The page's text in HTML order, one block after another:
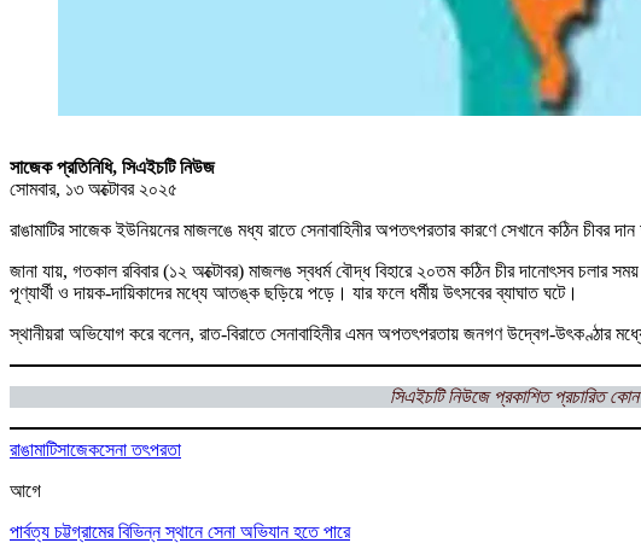
সাজেক প্রতিনিধি, সিএইচটি নিউজ
সোমবার, ১৩ অক্টোবর ২০২৫
রাঙামাটির সাজেক ইউনিয়নের মাজলঙে মধ্য রাতে সেনাবাহিনীর অপতৎপরতার কারণে সেখানে কঠিন
জানা যায়, গতকাল রবিবার (১২ অক্টোবর) মাজলঙ স্বধর্ম বৌদ্ধ বিহারে ২০তম কঠিন চীর দানোৎসব
পূণ্যার্থী ও দায়ক-দায়িকাদের মধ্যে আতঙ্ক ছড়িয়ে পড়ে। যার ফলে ধর্মীয় উৎসবের ব্যাঘাত ঘটে।
স্থানীয়রা অভিযোগ করে বলেন, রাত-বিরাতে সেনাবাহিনীর এমন অপতৎপরতায় জনগণ উদ্বেগ-উৎকণ্ঠার
সিএইচটি নিউজে প্রকাশিত প্রচারিত
রাঙামাটিসাজেকসেনা তৎপরতা
আগে
পার্বত্য চট্টগ্রামের বিভিন্ন স্থানে সেনা অভিযান হতে পারে